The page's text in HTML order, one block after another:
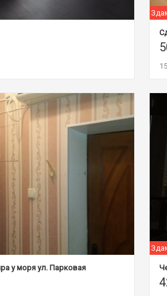
у моря ул. Парковая